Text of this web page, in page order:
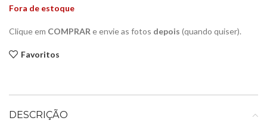
Fora de estoque
Clique em COMPRAR e envie as fotos depois (quando quiser).
Favoritos
DESCRIÇÃO